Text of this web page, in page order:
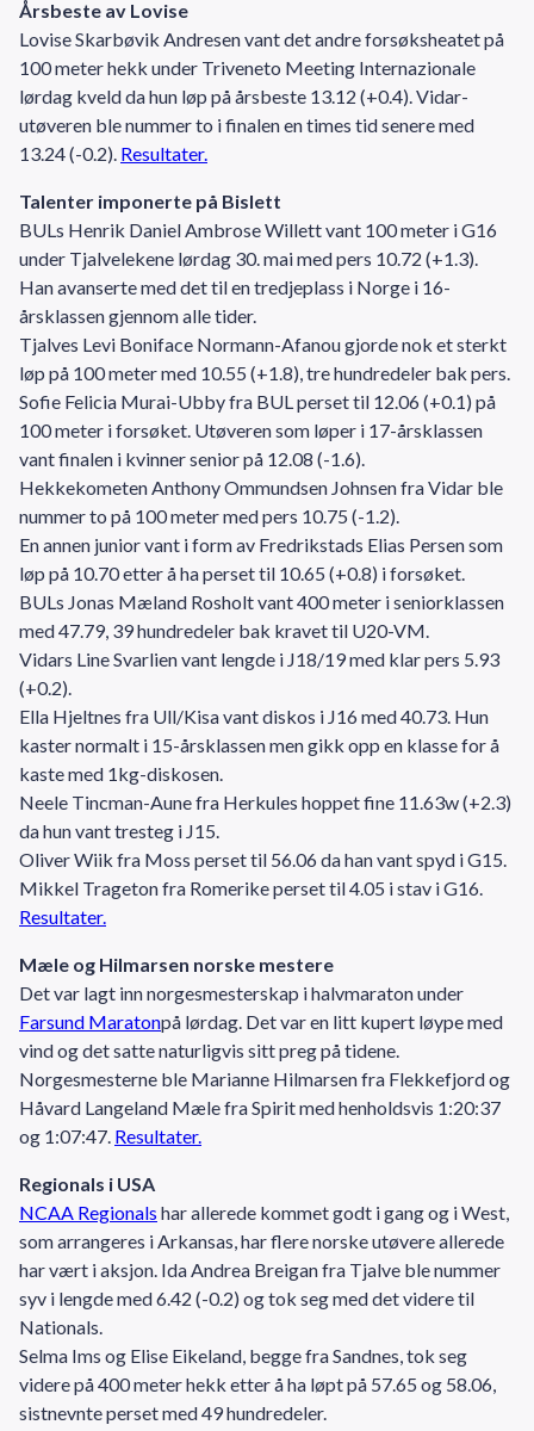
Årsbeste av Lovise
Lovise Skarbøvik Andresen vant det andre forsøksheatet på
100 meter hekk under Triveneto Meeting Internazionale
lørdag kveld da hun løp på årsbeste 13.12 (+0.4). Vidar-
utøveren ble nummer to i finalen en times tid senere med
13.24 (-0.2). Resultater.
Talenter imponerte på Bislett
BULs Henrik Daniel Ambrose Willett vant 100 meter i G16
under Tjalvelekene lørdag 30. mai med pers 10.72 (+1.3).
Han avanserte med det til en tredjeplass i Norge i 16-
årsklassen gjennom alle tider.
Tjalves Levi Boniface Normann-Afanou gjorde nok et sterkt
løp på 100 meter med 10.55 (+1.8), tre hundredeler bak pers.
Sofie Felicia Murai-Ubby fra BUL perset til 12.06 (+0.1) på
100 meter i forsøket. Utøveren som løper i 17-årsklassen
vant finalen i kvinner senior på 12.08 (-1.6).
Hekkekometen Anthony Ommundsen Johnsen fra Vidar ble
nummer to på 100 meter med pers 10.75 (-1.2).
En annen junior vant i form av Fredrikstads Elias Persen som
løp på 10.70 etter å ha perset til 10.65 (+0.8) i forsøket.
BULs Jonas Mæland Rosholt vant 400 meter i seniorklassen
med 47.79, 39 hundredeler bak kravet til U20-VM.
Vidars Line Svarlien vant lengde i J18/19 med klar pers 5.93
(+0.2).
Ella Hjeltnes fra Ull/Kisa vant diskos i J16 med 40.73. Hun
kaster normalt i 15-årsklassen men gikk opp en klasse for å
kaste med 1kg-diskosen.
Neele Tincman-Aune fra Herkules hoppet fine 11.63w (+2.3)
da hun vant tresteg i J15.
Oliver Wiik fra Moss perset til 56.06 da han vant spyd i G15.
Mikkel Trageton fra Romerike perset til 4.05 i stav i G16.
Resultater.
Mæle og Hilmarsen norske mestere
Det var lagt inn norgesmesterskap i halvmaraton under
Farsund Maratonpå lørdag. Det var en litt kupert løype med
vind og det satte naturligvis sitt preg på tidene.
Norgesmesterne ble Marianne Hilmarsen fra Flekkefjord og
Håvard Langeland Mæle fra Spirit med henholdsvis 1:20:37
og 1:07:47. Resultater.
Regionals i USA
NCAA Regionals har allerede kommet godt i gang og i West,
som arrangeres i Arkansas, har flere norske utøvere allerede
har vært i aksjon. Ida Andrea Breigan fra Tjalve ble nummer
syv i lengde med 6.42 (-0.2) og tok seg med det videre til
Nationals.
Selma Ims og Elise Eikeland, begge fra Sandnes, tok seg
videre på 400 meter hekk etter å ha løpt på 57.65 og 58.06,
sistnevnte perset med 49 hundredeler.